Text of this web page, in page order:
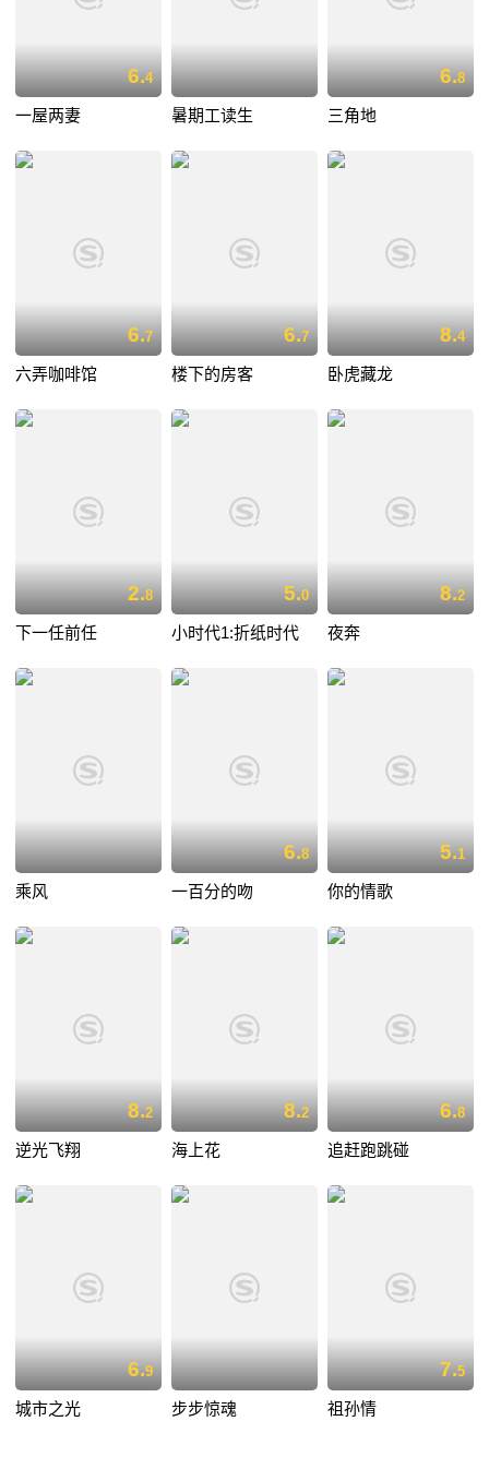
6.4
一屋两妻 暑期工读生
6.8
三角地
6.7
六弄咖啡馆
6.7
楼下的房客
8.4
卧虎藏龙
2.8
下一任前任
5.0
小时代1:折纸时代
8.2
夜奔
乘风
6.8
一百分的吻
5.1
你的情歌
8.2
逆光飞翔
8.2
海上花
6.8
追赶跑跳碰
6.9
城市之光 步步惊魂
7.5
祖孙情